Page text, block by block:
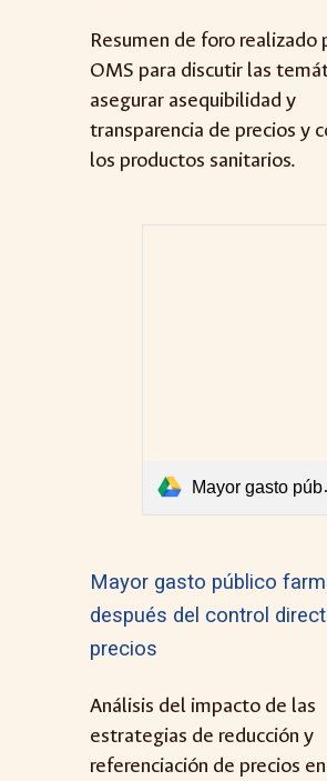
Resumen de foro realizado
OMS para discutir las
asegurar asequibilidad y
transparencia de precios y
los productos sanitarios.
Mayor gasto público farmacéutico después del control directo de precios
Mayor gasto público
después del control
precios
Análisis del impacto de las
estrategias de reducción y
referenciación de precios en